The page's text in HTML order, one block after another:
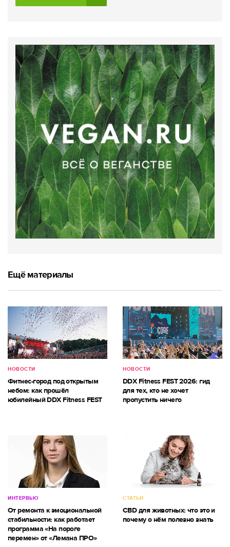
Ещё материалы
НОВОСТИ
Фитнес-город под открытым
небом: как прошёл
юбилейный DDX Fitness FEST
НОВОСТИ
DDX Fitness FEST 2026: гид
для тех, кто не хочет
пропустить ничего
ИНТЕРВЬЮ
От ремонта к эмоциональной
стабильности: как работает
программа «На пороге
перемен» от «Лемана ПРО»
СТАТЬИ
CBD для животных: что это и
почему о нём полезно знать